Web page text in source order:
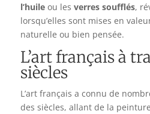
l’huileou les verres soufflés,
lorsqu’elles sont mises en
naturelle ou bien pensée.
L’art français à
siècles
L’art français a connu de
des siècles, allant de la